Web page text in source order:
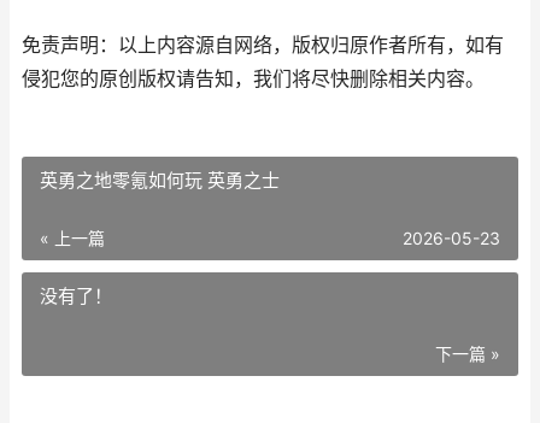
免责声明：以上内容源自网络，版权归原作者所有，如有
侵犯您的原创版权请告知，我们将尽快删除相关内容。
英勇之地零氪如何玩 英勇之士
« 上一篇 2026-05-23
没有了！
下一篇 »